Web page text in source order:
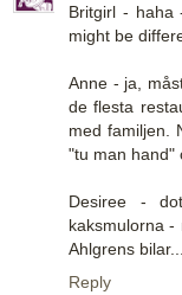
Britgirl - haha
might be
Anne - ja,
de flesta
med familjen.
"tu man hand"
Desiree -
kaksmulorna -
Ahlgrens
Reply